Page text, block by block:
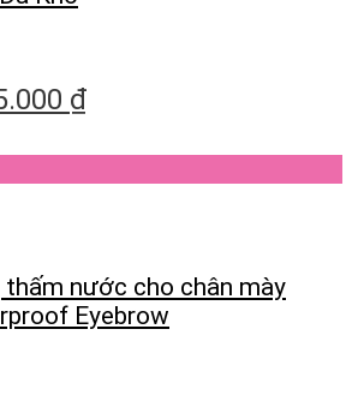
₫
nước cho chân mày
Eyebrow